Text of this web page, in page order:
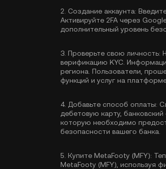
2. Создание аккаунта:
Активируйте 2FA через
дополнительный уровень
3. Проверьте свою личность:
верификацию KYC .
региона. Пользователи,
функций и услуг на
4. Добавьте способ оплаты:
дебетовую карту,
которую необходимо
безопасности вашего банка.
5. Купите MetaFooty (MFY):
MetaFooty (MFY), используя